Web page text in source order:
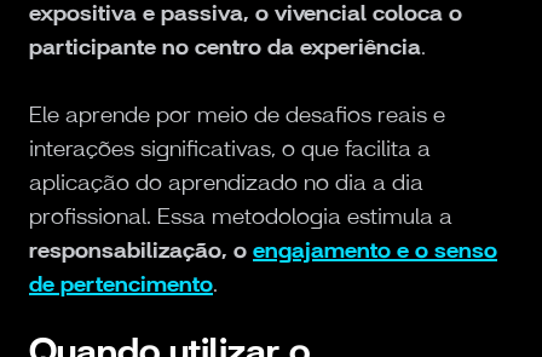
expositiva e passiva, o vivencial coloca o
participante no centro da experiência.
Ele aprende por meio de desafios reais e
interações significativas, o que facilita a
aplicação do aprendizado no dia a dia
profissional. Essa metodologia estimula a
responsabilização, o engajamento e o senso
de pertencimento.